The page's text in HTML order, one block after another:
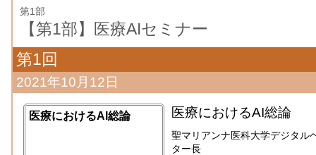
第1部
【第1部】医療AIセミナー
第1回
2021年10月12日
医療におけるAI総論 医療におけるAI総論
聖マリアンナ医科大学デジタル
ター長